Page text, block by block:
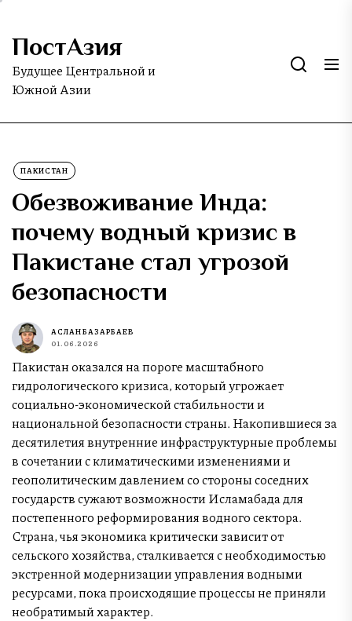
Skip
the
content
ПостАзия
Будущее Центральной и
Южной Азии
ПАКИСТАН
Обезвоживание Инда:
почему водный кризис в
Пакистане стал угрозой
безопасности
АСЛАН БАЗАРБАЕВ
01.06.2026
Пакистан оказался на пороге масштабного
гидрологического кризиса, который угрожает
социально-экономической стабильности и
национальной безопасности страны. Накопившиеся за
десятилетия внутренние инфраструктурные проблемы
в сочетании с климатическими изменениями и
геополитическим давлением со стороны соседних
государств сужают возможности Исламабада для
постепенного реформирования водного сектора.
Страна, чья экономика критически зависит от
сельского хозяйства, сталкивается с необходимостью
экстренной модернизации управления водными
ресурсами, пока происходящие процессы не приняли
необратимый характер.